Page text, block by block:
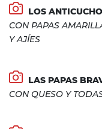
LOS
CON PAPAS
Y AJÍES
LAS PAPAS
CON QUESO Y